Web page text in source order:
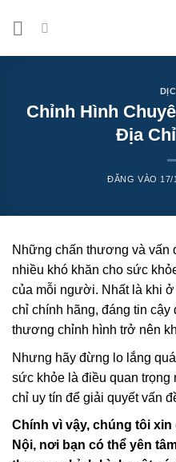
Chỉnh Hình
Địa
ĐĂNG VÀO 17/
Những chấn thương và vấn
nhiều khó khăn cho sức
của mỗi người. Nhất là khi
chỉ chính hãng, đáng tin cậy
thương chỉnh hình trở nên
Nhưng hãy đừng lo lắng
sức khỏe là điều quan trọng
chỉ uy tín để giải quyết vấn
Chính vì vậy, chúng tôi
Nội, nơi bạn có thể yên